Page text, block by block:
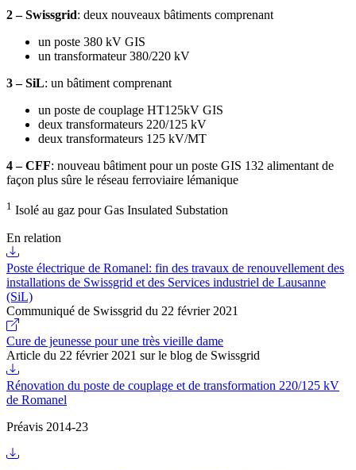
2 – Swissgrid: deux nouveaux bâtiments comprenant
un poste 380 kV GIS
un transformateur 380/220 kV
3 – SiL: un bâtiment comprenant
un poste de couplage HT125kV GIS
deux transformateurs 220/125 kV
deux transformateurs 125 kV/MT
4 – CFF: nouveau bâtiment pour un poste GIS 132 alimentant de
façon plus sûre le réseau ferroviaire lémanique
1 Isolé au gaz pour Gas Insulated Substation
En relation
Poste électrique de Romanel: fin des travaux de renouvellement des
installations de Swissgrid et des Services industriel de Lausanne
(SiL)
Communiqué de Swissgrid du 22 février 2021
Cure de jeunesse pour une très vieille dame
Article du 22 février 2021 sur le blog de Swissgrid
Rénovation du poste de couplage et de transformation 220/125 kV
de Romanel
Préavis 2014-23